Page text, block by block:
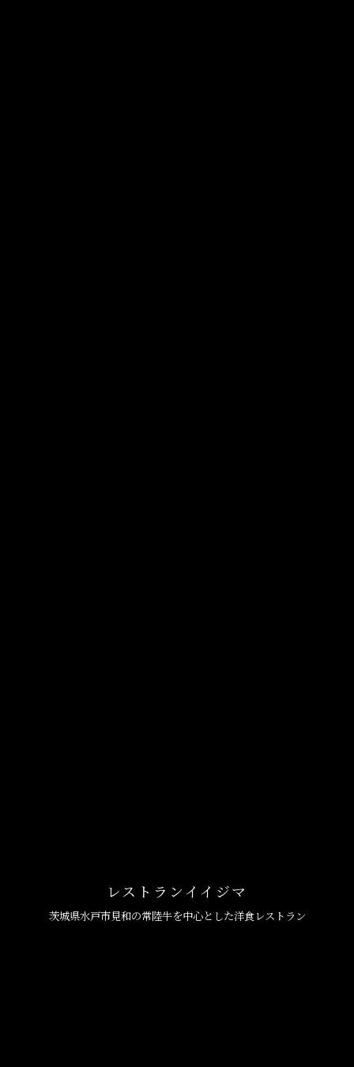
レストランイイジマ
茨城県水戸市見和の常陸牛を中心とした洋食レストラン